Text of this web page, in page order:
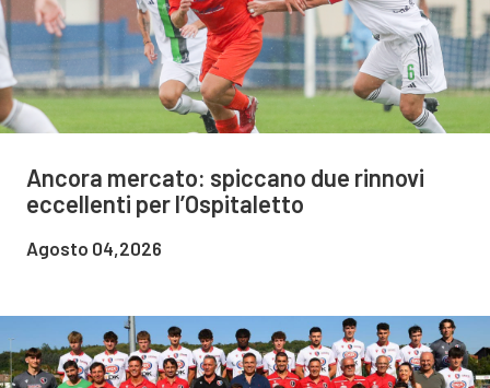
Ancora mercato: spiccano due rinnovi
eccellenti per l’Ospitaletto
Agosto 04,2026